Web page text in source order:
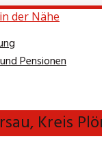
Pensionen
Kreis